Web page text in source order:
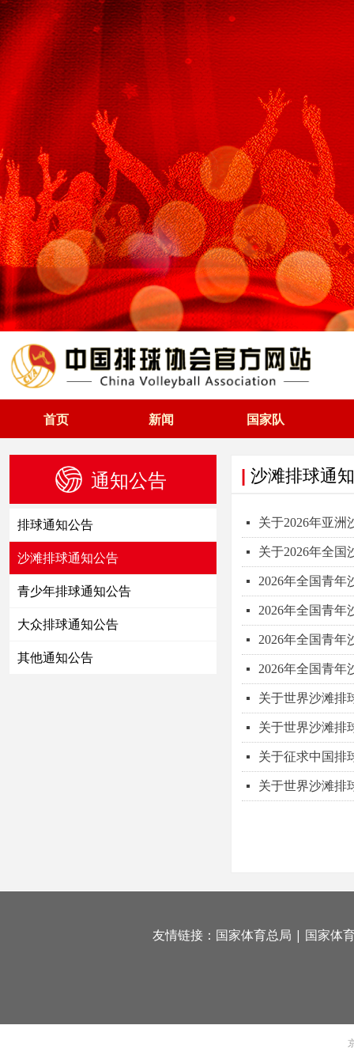
首页 新闻 国家队
通知公告 | 沙滩排球通
넷 关于2026年亚洲
넷 关于2026年全国
넷 2026年全国青年
넷 2026年全国青年
넷 2026年全国青年
넷 2026年全国青年
넷 关于世界沙滩排
넷 关于世界沙滩排
넷 关于征求中国排
넷 关于世界沙滩排
排球通知公告
沙滩排球通知公告
青少年排球通知公告
大众排球通知公告
其他通知公告
友情链接： 国家体育总局 | 国家体